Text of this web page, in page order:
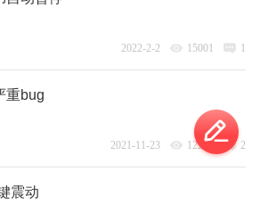
2022-2-2 15001 1
重bug
2021-11-23 12264 2
震动